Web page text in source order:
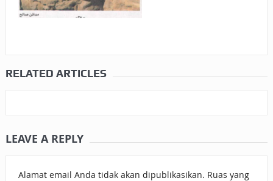
RELATED ARTICLES
LEAVE A REPLY
Alamat email Anda tidak akan dipublikasikan. Ruas yang